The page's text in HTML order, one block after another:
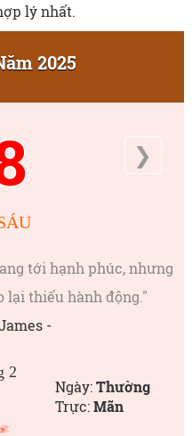
lý nhất.
2025
❯
tới hạnh phúc, nhưng
lại thiếu hành động."
-
2
Ngày:Thường
Trực:Mãn